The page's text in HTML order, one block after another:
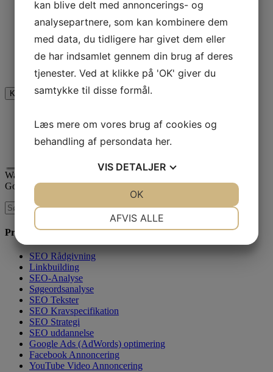
Phone
Dette felt er til validering og bør ikke ændres.
Jeg er ikke en robot
Waimea er certificeret
Google AdWords Premier Partner
Produkter & Services
SEO Rådgivning
Linkbuilding
SEO-Analyse
Søgeordsanalyse
SEO Tekster
SEO Kravspecifikation
SEO Strategi
SEO uddannelse
Google Ads (AdWords) optimering
Facebook Annoncering
YouTube Video Annoncering
kan blive delt med annoncerings- og
analysepartnere, som kan kombinere dem
med data, du tidligere har givet dem eller
de har indsamlet gennem din brug af deres
tjenester. Ved at klikke på 'OK' giver du
samtykke til disse formål.
Læs mere om vores brug af cookies og
behandling af persondata her.
VIS DETALJER
MARKETING
AFVIS ALLE
OK